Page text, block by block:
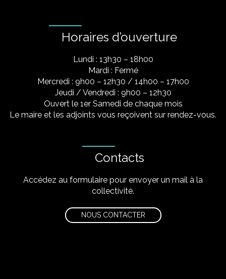
Horaires d’ouverture
Lundi : 13h30 – 18h00
Mardi : Fermé
Mercredi : 9h00 – 12h30 / 14h00 – 17h00
Jeudi / Vendredi : 9h00 – 12h30
Ouvert le 1er Samedi de chaque mois
Le maire et les adjoints vous reçoivent sur rendez-vous.
Contacts
Accédez au formulaire pour envoyer un mail à la
collectivité.
NOUS CONTACTER